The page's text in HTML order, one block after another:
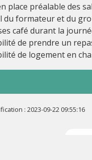
place préalable des
du formateur et du
café durant la
de prendre un
de logement en
: 2023-09-22 09:55:16